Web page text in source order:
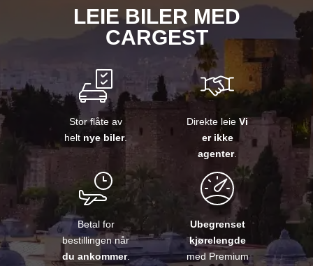
LEIE BILER MED
CARGEST
Stor flåte av
helt nye biler.
Direkte leie Vi
er ikke
agenter.
Betal for
bestillingen når
du ankommer.
Ubegrenset
kjørelengde
med Premium